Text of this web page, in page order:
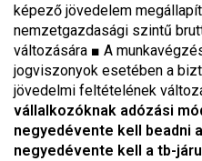
képező jövedelem
nemzetgazdasági szintű
változására ■ A
jogviszonyok esetében a
jövedelmi feltételének
vállalkozóknak adózási
negyedévente kell beadni
negyedévente kell a tb-